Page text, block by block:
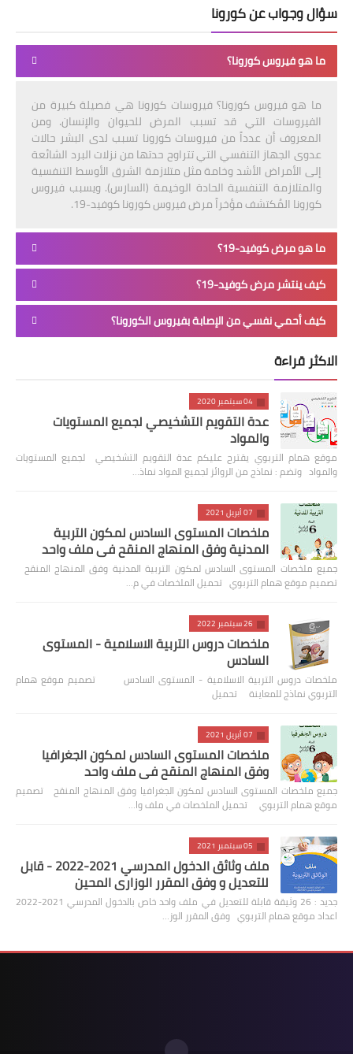
سؤال وجواب عن كورونا
ما هو فيروس كورونا؟
ما هو فيروس كورونا؟ فيروسات كورونا هي فصيلة كبيرة من
الفيروسات التي قد تسبب المرض للحيوان والإنسان. ومن
المعروف أن عدداً من فيروسات كورونا تسبب لدى البشر حالات
عدوى الجهاز التنفسي التي تتراوح حدتها من نزلات البرد الشائعة
إلى الأمراض الأشد وخامة مثل متلازمة الشرق الأوسط التنفسية
والمتلازمة التنفسية الحادة الوخيمة (السارس). ويسبب فيروس
كورونا المُكتشف مؤخراً مرض فيروس كورونا كوفيد-19.
ما هو مرض كوفيد-19؟
كيف ينتشر مرض كوفيد-19؟
كيف أحمي نفسي من الإصابة بفيروس الكورونا؟
الاكثر قراءة
04 سبتمبر 2020
عدة التقويم التشخيصي لجميع المستويات
والمواد
موقع همام التربوي يقترح عليكم عدة التقويم التشخيصي لجميع المستويات
والمواد وتضم : نماذج من الروائز لجميع المواد نماذ…
07 أبريل 2021
ملخصات المستوى السادس لمكون التربية
المدنية وفق المنهاج المنقح في ملف واحد
جميع ملخصات المستوى السادس لمكون التربية المدنية وفق المنهاج المنقح
تصميم موقع همام التربوي تحميل الملخصات في م…
26 سبتمبر 2022
ملخصات دروس التربية الاسلامية - المستوى
السادس
ملخصات دروس التربية الاسلامية - المستوى السادس تصميم موقع همام
التربوي نماذج للمعاينة تحميل
07 أبريل 2021
ملخصات المستوى السادس لمكون الجغرافيا
وفق المنهاج المنقح في ملف واحد
جميع ملخصات المستوى السادس لمكون الجغرافيا وفق المنهاج المنقح تصميم
موقع همام التربوي تحميل الملخصات في ملف وا…
05 سبتمبر 2021
ملف وثائق الدخول المدرسي 2021-2022 - قابل
للتعديل و وفق المقرر الوزاري المحين
جديد : 26 وثيقة قابلة للتعديل في ملف واحد خاص بالدخول المدرسي 2021-2022
اعداد موقع همام التربوي وفق المقرر الوز…